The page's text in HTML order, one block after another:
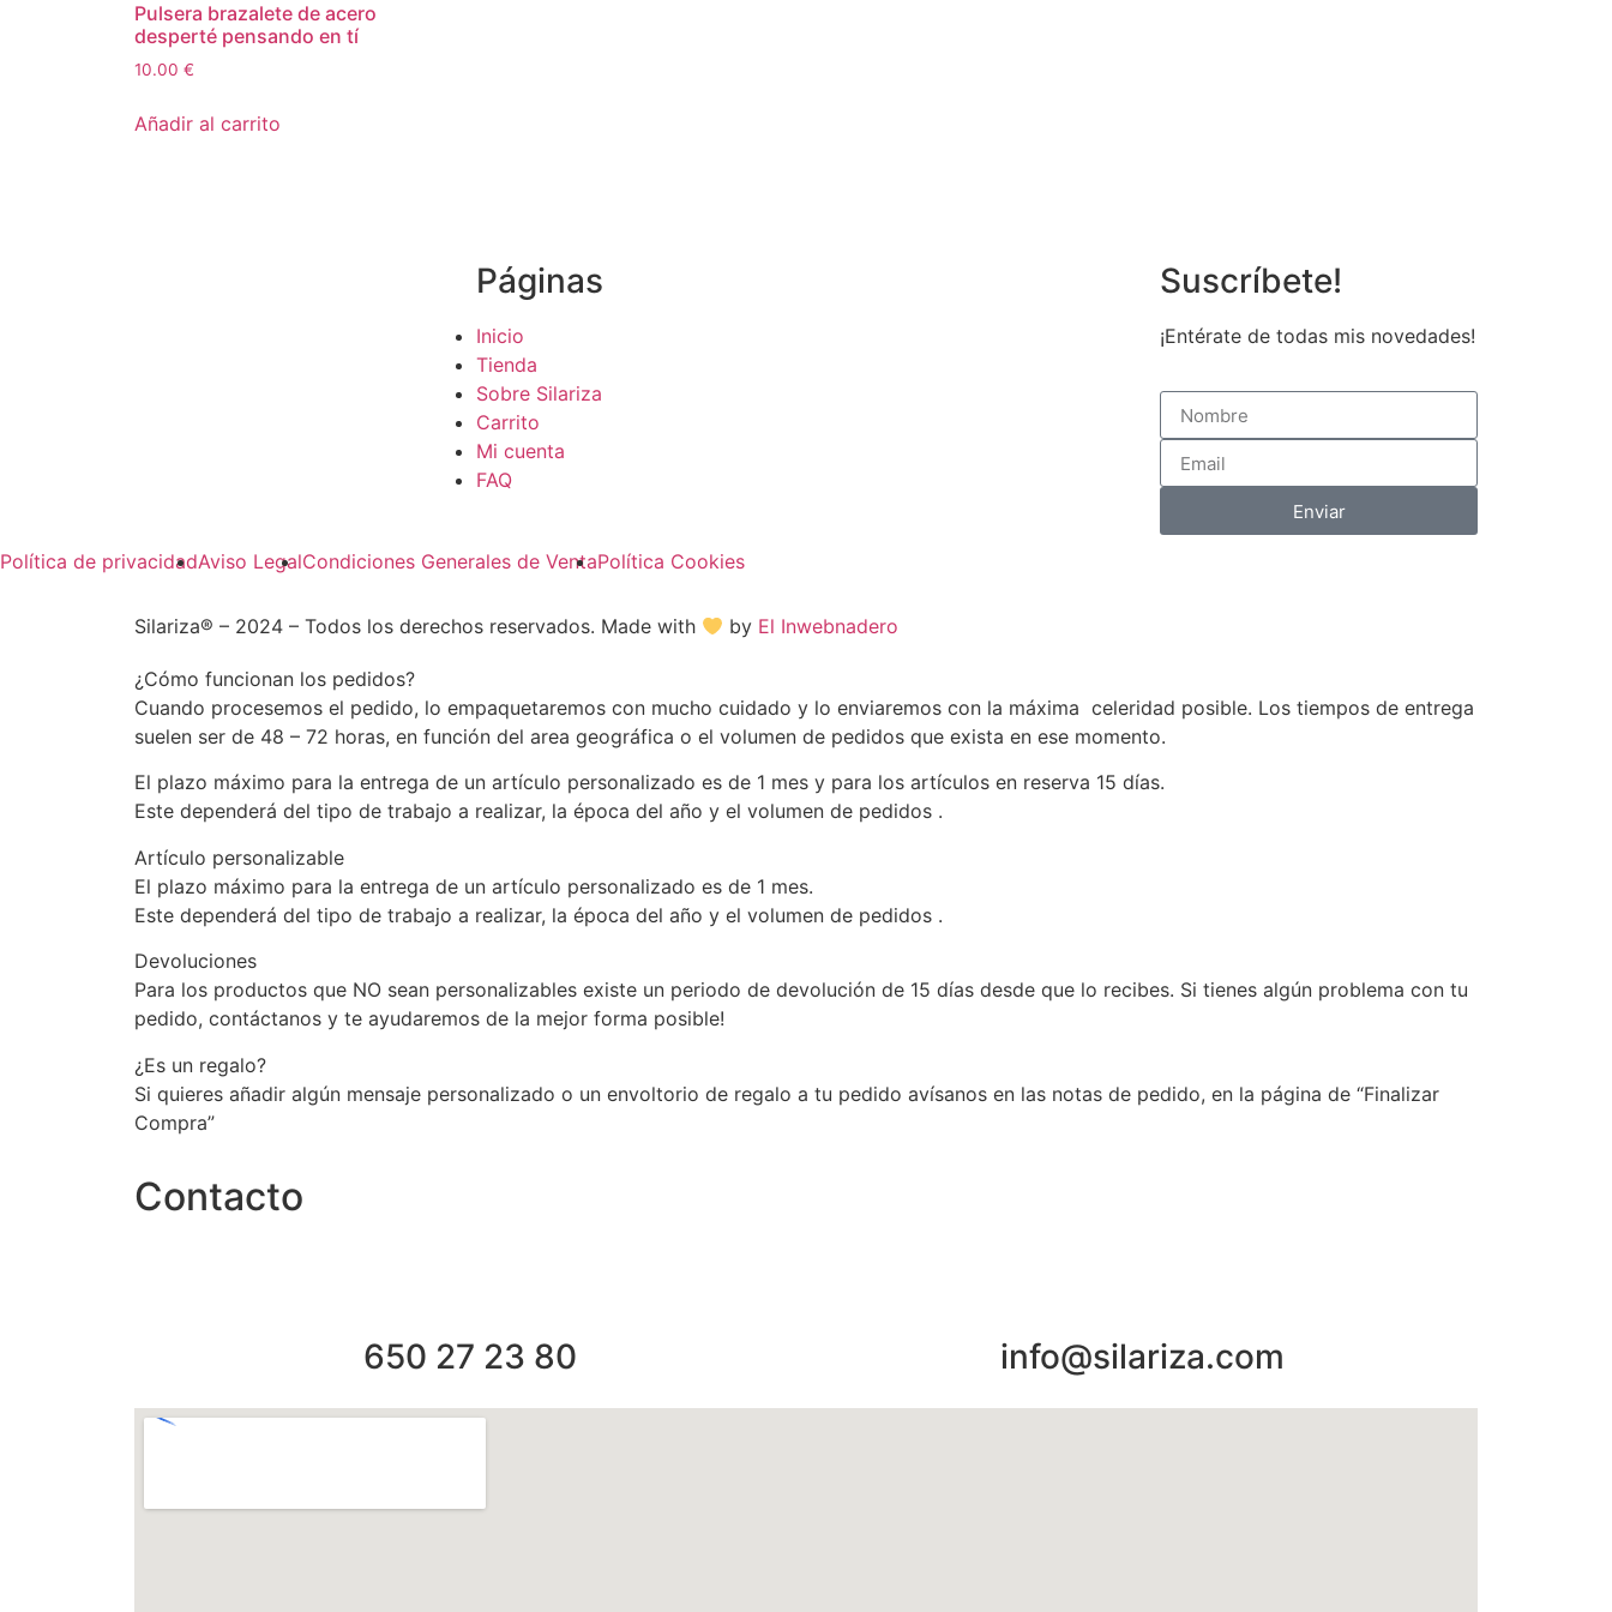
Pulsera brazalete de acero
desperté pensando en tí
10.00 €
Añadir al carrito
Páginas
Inicio
Tienda
Sobre Silariza
Carrito
Mi cuenta
FAQ
Suscríbete!
¡Entérate de todas mis novedades!
Enviar
Política de privacidadAviso LegalCondiciones Generales de VentaPolítica Cookies
Silariza® – 2024 – Todos los derechos reservados. Made with by El Inwebnadero
¿Cómo funcionan los pedidos?
Cuando procesemos el pedido, lo empaquetaremos con mucho cuidado y lo enviaremos con la máxima celeridad posible. Los tiempos de entrega
suelen ser de 48 – 72 horas, en función del area geográfica o el volumen de pedidos que exista en ese momento.
El plazo máximo para la entrega de un artículo personalizado es de 1 mes y para los artículos en reserva 15 días.
Este dependerá del tipo de trabajo a realizar, la época del año y el volumen de pedidos .
Artículo personalizable
El plazo máximo para la entrega de un artículo personalizado es de 1 mes.
Este dependerá del tipo de trabajo a realizar, la época del año y el volumen de pedidos .
Devoluciones
Para los productos que NO sean personalizables existe un periodo de devolución de 15 días desde que lo recibes. Si tienes algún problema con tu
pedido, contáctanos y te ayudaremos de la mejor forma posible!
¿Es un regalo?
Si quieres añadir algún mensaje personalizado o un envoltorio de regalo a tu pedido avísanos en las notas de pedido, en la página de “Finalizar
Compra”
Contacto
650 27 23 80 info@silariza.com